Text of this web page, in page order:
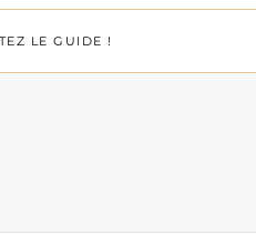
LE GUIDE !